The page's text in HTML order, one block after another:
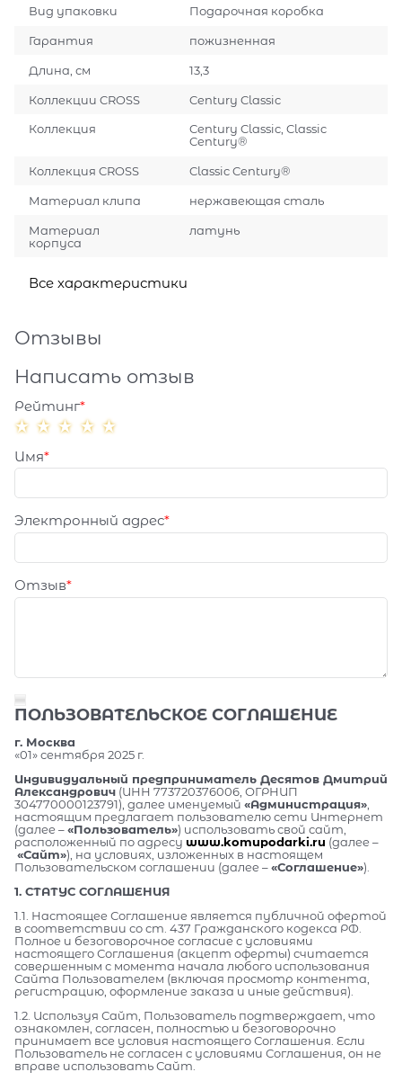
Вид упаковки Подарочная коробка
Гарантия пожизненная
Длина, см 13,3
Коллекции CROSS Century Classic
Коллекция
Century Classic, Classic
Century®
Коллекция CROSS Classic Century®
Материал клипа нержавеющая сталь
Материал
корпуса
латунь
Все характеристики
Отзывы
Написать отзыв
Рейтинг
Имя
Электронный адрес
Отзыв
ПОЛЬЗОВАТЕЛЬСКОЕ СОГЛАШЕНИЕ
г. Москва
«01» сентября 2025 г.
Индивидуальный предприниматель Десятов Дмитрий
Александрович (ИНН 773720376006, ОГРНИП
304770000123791), далее именуемый «Администрация»
настоящим предлагает пользователю сети Интернет
(далее –«Пользователь») использовать свой сайт,
расположенный по адресу www.komupodarki.ru (далее –
«Сайт»), на условиях, изложенных в настоящем
Пользовательском соглашении (далее –«Соглашение»).
1. СТАТУС СОГЛАШЕНИЯ
1.1. Настоящее Соглашение является публичной офертой
в соответствии со ст. 437 Гражданского кодекса РФ.
Полное и безоговорочное согласие с условиями
настоящего Соглашения (акцепт оферты) считается
совершенным с момента начала любого использования
Сайта Пользователем (включая просмотр контента,
регистрацию, оформление заказа и иные действия).
1.2. Используя Сайт, Пользователь подтверждает, что
ознакомлен, согласен, полностью и безоговорочно
принимает все условия настоящего Соглашения. Если
Пользователь не согласен с условиями Соглашения, он не
вправе использовать Сайт.